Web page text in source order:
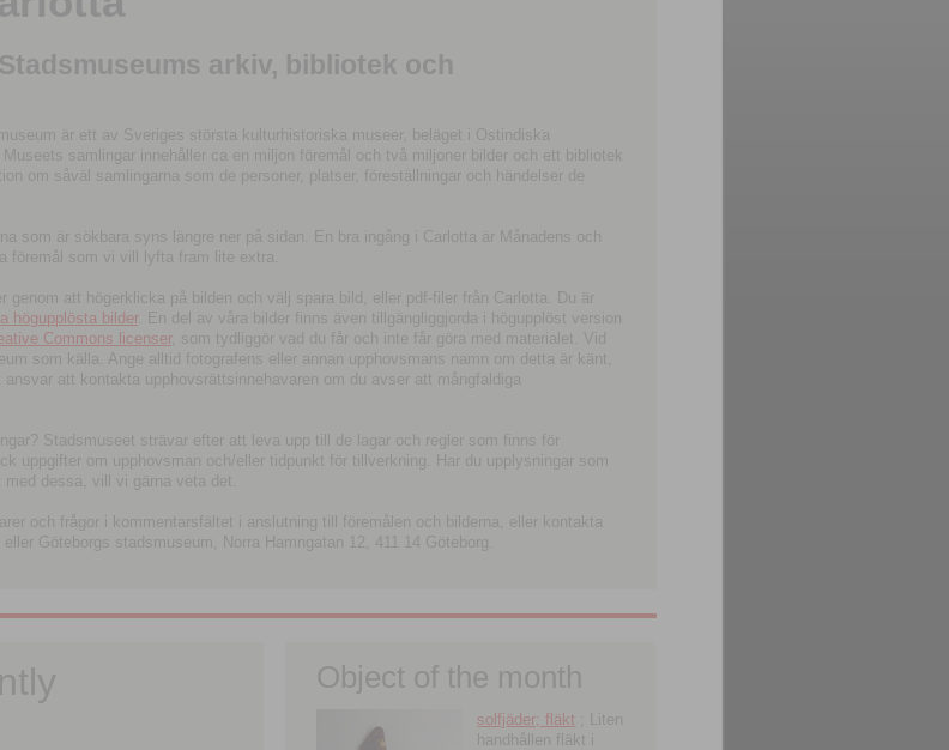
arkiv, bibliotek och
är ett av Sveriges största kulturhistoriska museer, beläget i Ostindiska
samlingar innehåller ca en miljon föremål och två miljoner bilder och ett bibliotek
om såväl samlingarna som de personer, platser, föreställningar och händelser de
som är sökbara syns längre ner på sidan. En bra ingång i Carlotta är Månadens och
föremål som vi vill lyfta fram lite extra.
genom att högerklicka på bilden och välj spara bild, eller pdf-filer från Carlotta. Du är
högupplösta bilder. En del av våra bilder finns även tillgängliggjorda i högupplöst version
Commons licenser, som tydliggör vad du får och inte får göra med materialet. Vid
som källa. Ange alltid fotografens eller annan upphovsmans namn om detta är känt,
ansvar att kontakta upphovsrättsinnehavaren om du avser att mångfaldiga
Stadsmuseet strävar efter att leva upp till de lagar och regler som finns för
uppgifter om upphovsman och/eller tidpunkt för tillverkning. Har du upplysningar som
dessa, vill vi gärna veta det.
och frågor i kommentarsfältet i anslutning till föremålen och bilderna, eller kontakta
eller Göteborgs stadsmuseum, Norra Hamngatan 12, 411 14 Göteborg.
Object of the month
solfjäder; fläkt ; Liten
handhållen fläkt i